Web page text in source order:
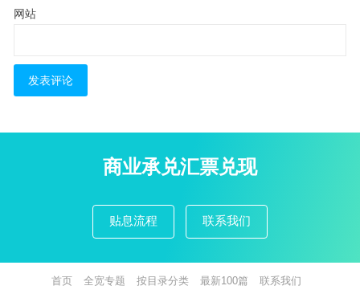
网站
商业承兑汇票兑现
贴息流程 联系我们
首页 全宽专题 按目录分类 最新100篇 联系我们